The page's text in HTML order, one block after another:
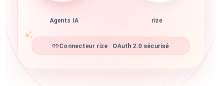
Agents IA rize
Connecteur rize · OAuth 2.0 sécurisé